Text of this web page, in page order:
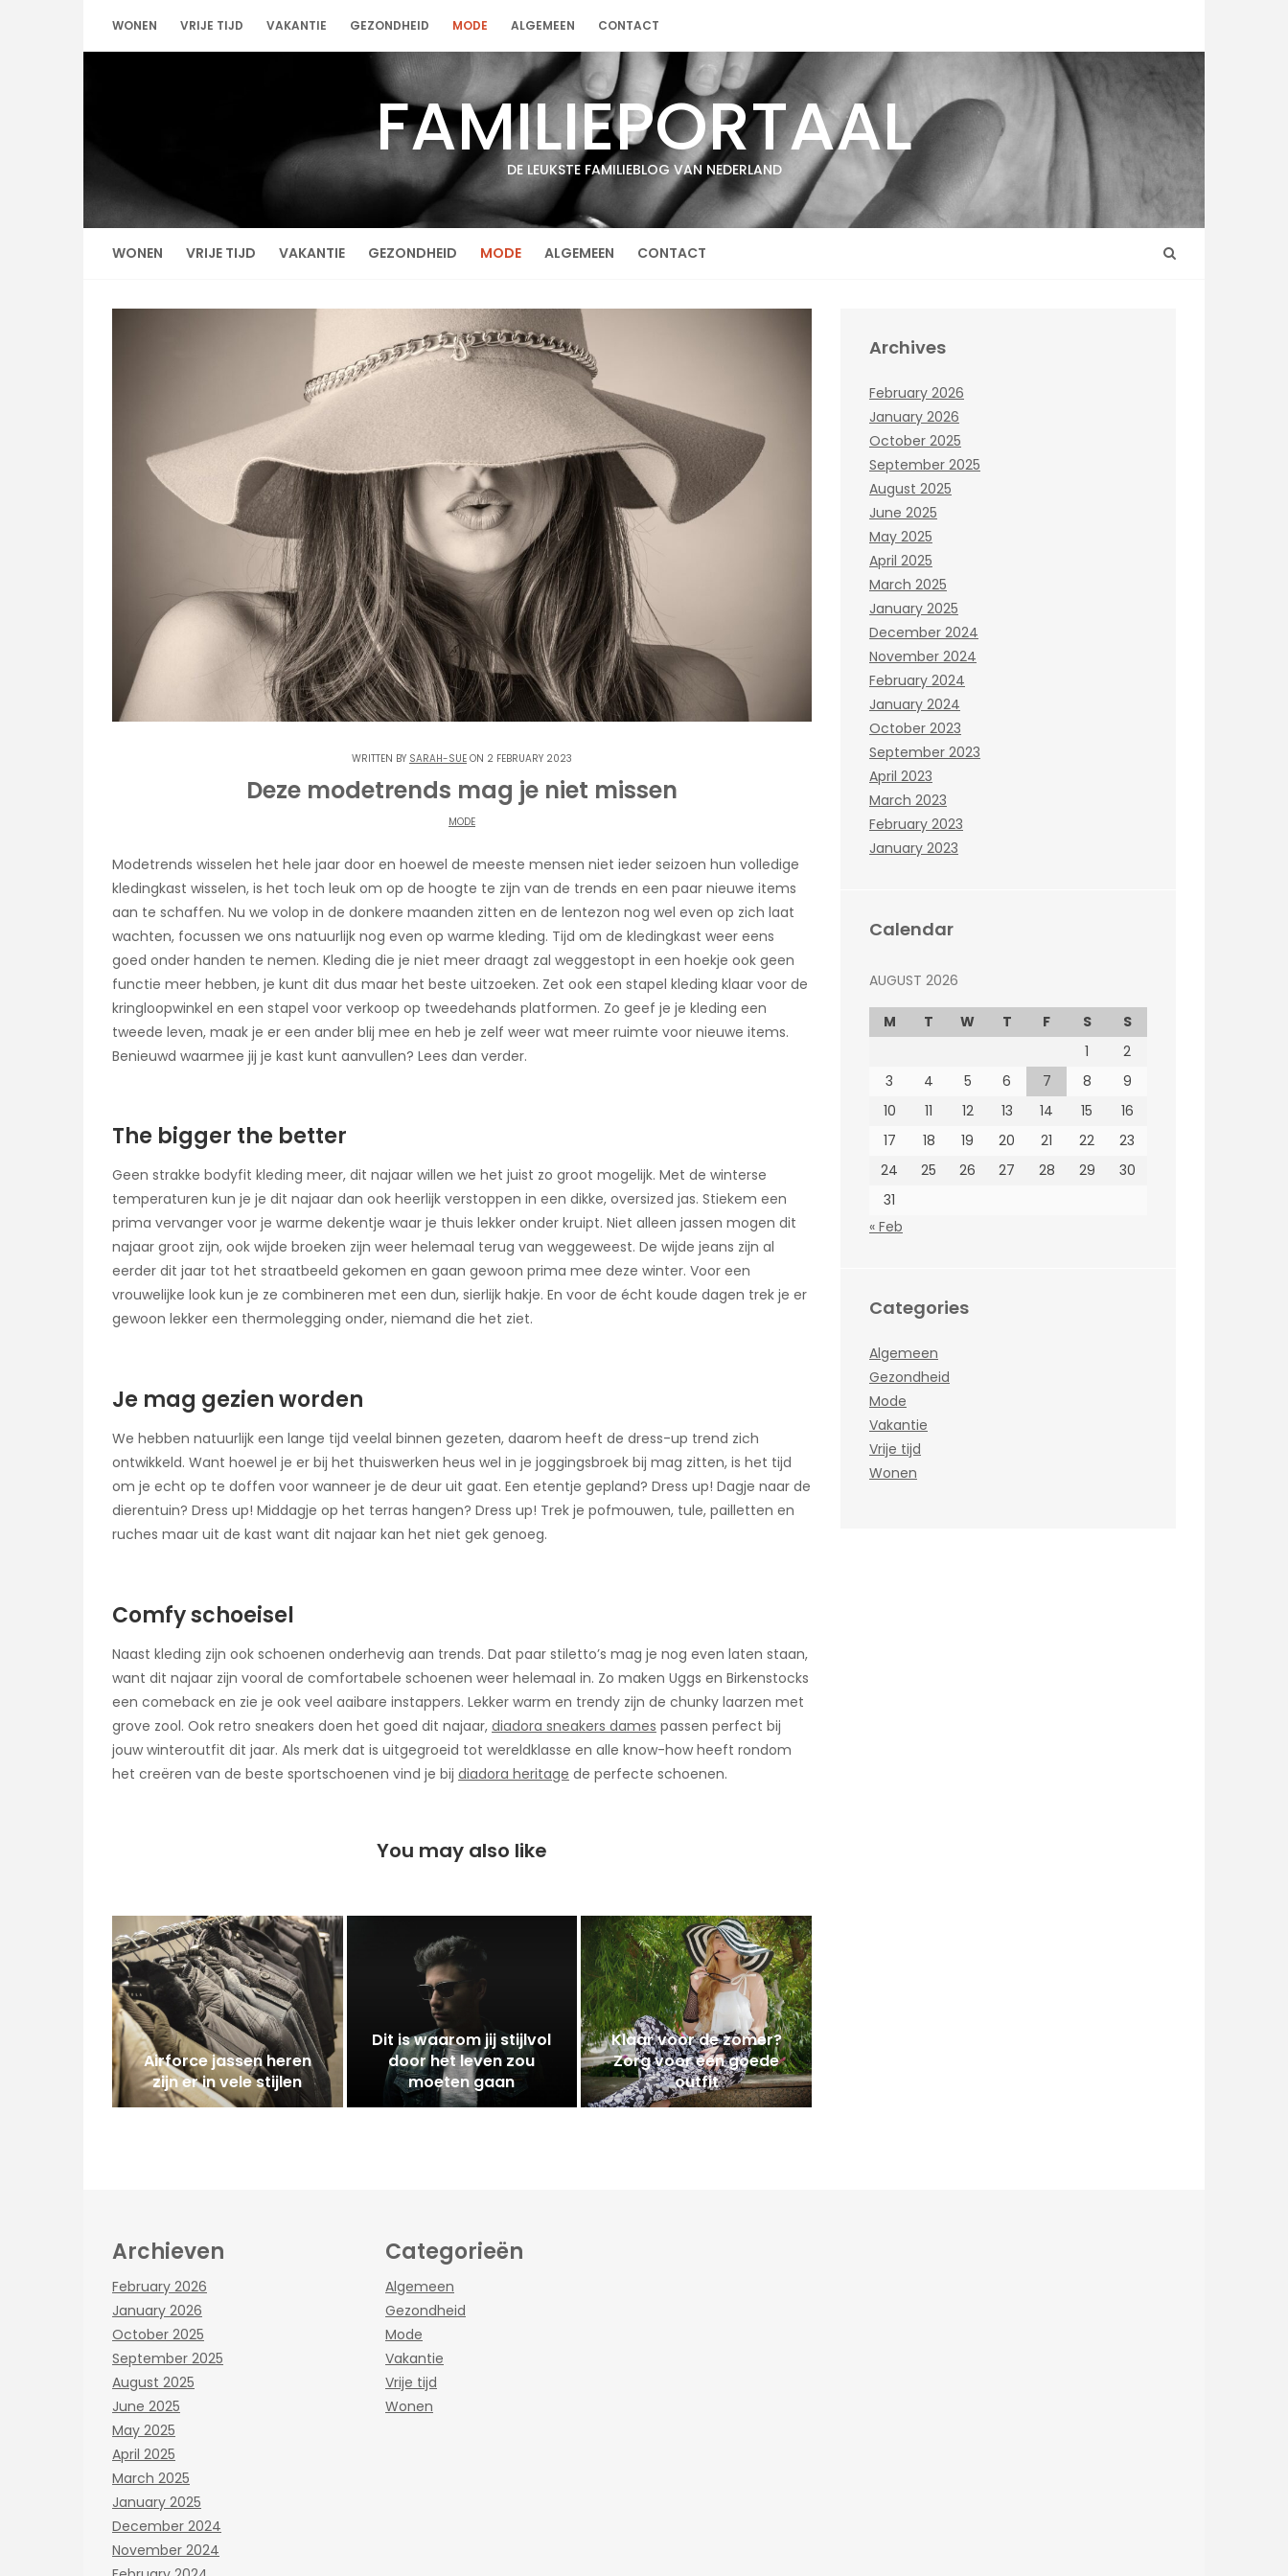
WONEN VRIJE TIJD VAKANTIE GEZONDHEID MODE ALGEMEEN CONTACT
FAMILIEPORTAAL
DE LEUKSTE FAMILIEBLOG VAN NEDERLAND
WONEN VRIJE TIJD VAKANTIE GEZONDHEID MODE ALGEMEEN CONTACT
WRITTEN BY SARAH-SUE ON 2 FEBRUARY 2023
Deze modetrends mag je niet missen
MODE
Modetrends wisselen het hele jaar door en hoewel de meeste mensen niet ieder seizoen hun volledige
kledingkast wisselen, is het toch leuk om op de hoogte te zijn van de trends en een paar nieuwe items
aan te schaffen. Nu we volop in de donkere maanden zitten en de lentezon nog wel even op zich laat
wachten, focussen we ons natuurlijk nog even op warme kleding. Tijd om de kledingkast weer eens
goed onder handen te nemen. Kleding die je niet meer draagt zal weggestopt in een hoekje ook geen
functie meer hebben, je kunt dit dus maar het beste uitzoeken. Zet ook een stapel kleding klaar voor de
kringloopwinkel en een stapel voor verkoop op tweedehands platformen. Zo geef je je kleding een
tweede leven, maak je er een ander blij mee en heb je zelf weer wat meer ruimte voor nieuwe items.
Benieuwd waarmee jij je kast kunt aanvullen? Lees dan verder.
The bigger the better
Geen strakke bodyfit kleding meer, dit najaar willen we het juist zo groot mogelijk. Met de winterse
temperaturen kun je je dit najaar dan ook heerlijk verstoppen in een dikke, oversized jas. Stiekem een
prima vervanger voor je warme dekentje waar je thuis lekker onder kruipt. Niet alleen jassen mogen dit
najaar groot zijn, ook wijde broeken zijn weer helemaal terug van weggeweest. De wijde jeans zijn al
eerder dit jaar tot het straatbeeld gekomen en gaan gewoon prima mee deze winter. Voor een
vrouwelijke look kun je ze combineren met een dun, sierlijk hakje. En voor de écht koude dagen trek je er
gewoon lekker een thermolegging onder, niemand die het ziet.
Je mag gezien worden
We hebben natuurlijk een lange tijd veelal binnen gezeten, daarom heeft de dress-up trend zich
ontwikkeld. Want hoewel je er bij het thuiswerken heus wel in je joggingsbroek bij mag zitten, is het tijd
om je echt op te doffen voor wanneer je de deur uit gaat. Een etentje gepland? Dress up! Dagje naar de
dierentuin? Dress up! Middagje op het terras hangen? Dress up! Trek je pofmouwen, tule, pailletten en
ruches maar uit de kast want dit najaar kan het niet gek genoeg.
Comfy schoeisel
Naast kleding zijn ook schoenen onderhevig aan trends. Dat paar stiletto’s mag je nog even laten staan,
want dit najaar zijn vooral de comfortabele schoenen weer helemaal in. Zo maken Uggs en Birkenstocks
een comeback en zie je ook veel aaibare instappers. Lekker warm en trendy zijn de chunky laarzen met
grove zool. Ook retro sneakers doen het goed dit najaar, diadora sneakers dames passen perfect bij
jouw winteroutfit dit jaar. Als merk dat is uitgegroeid tot wereldklasse en alle know-how heeft rondom
het creëren van de beste sportschoenen vind je bij diadora heritage de perfecte schoenen.
You may also like
Airforce jassen heren
zijn er in vele stijlen
Dit is waarom jij stijlvol
door het leven zou
moeten gaan
Klaar voor de zomer?
Zorg voor een goede
outfit
Archives
February 2026
January 2026
October 2025
September 2025
August 2025
June 2025
May 2025
April 2025
March 2025
January 2025
December 2024
November 2024
February 2024
January 2024
October 2023
September 2023
April 2023
March 2023
February 2023
January 2023
Calendar
AUGUST 2026
M T W T F S
S
1
2
3
4 5 6 7 8
9
10
11 12 13 14 15
16
17
18 19 20 21 22
23
24
25 26 27 28 29
30
31
« Feb
Categories
Algemeen
Gezondheid
Mode
Vakantie
Vrije tijd
Wonen
Archieven
February 2026
January 2026
October 2025
September 2025
August 2025
June 2025
May 2025
April 2025
March 2025
January 2025
December 2024
November 2024
Categorieën
Algemeen
Gezondheid
Mode
Vakantie
Vrije tijd
Wonen